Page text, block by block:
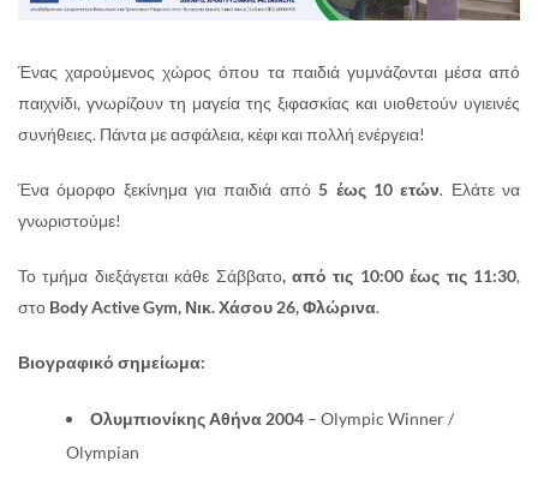
Ένας χαρούμενος χώρος όπου τα παιδιά γυμνάζονται μέσα από
παιχνίδι, γνωρίζουν τη μαγεία της ξιφασκίας και υιοθετούν υγιεινές
συνήθειες. Πάντα με ασφάλεια, κέφι και πολλή ενέργεια!
Ένα όμορφο ξεκίνημα για παιδιά από5 έως 10 ετών. Ελάτε να
γνωριστούμε!
Το τμήμα διεξάγεται κάθε Σάββατο, από τις 10:00 έως τις 11:30,
στο Body Active Gym, Νικ. Χάσου 26, Φλώρινα.
Βιογραφικό σημείωμα:
Ολυμπιονίκης Αθήνα 2004 – Olympic Winner /
Olympian